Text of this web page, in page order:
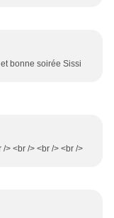
bonne soirée Sissi
> <br /> <br /> <br />